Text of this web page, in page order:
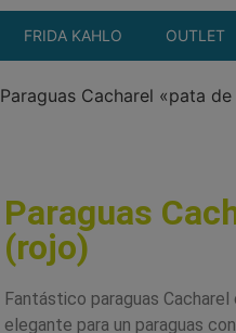
FRIDA KAHLO OUTLET
Paraguas Cacharel «pata
Paraguas
(rojo)
Fantástico paraguas
elegante para un paraguas